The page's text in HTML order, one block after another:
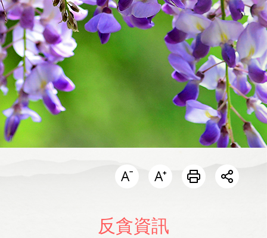
開啟
反貪資訊